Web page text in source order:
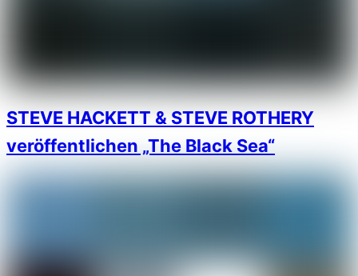
STEVE HACKETT & STEVE ROTHERY
veröffentlichen „The Black Sea“